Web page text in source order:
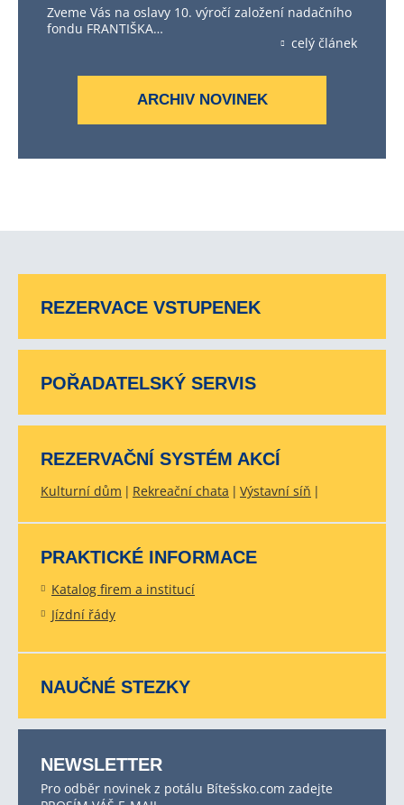
Zveme Vás na oslavy 10. výročí založení nadačního
fondu FRANTIŠKA…
celý článek
ARCHIV NOVINEK
REZERVACE VSTUPENEK
POŘADATELSKÝ SERVIS
REZERVAČNÍ SYSTÉM AKCÍ
Kulturní dům Rekreační chata Výstavní síň
PRAKTICKÉ INFORMACE
Katalog firem a institucí
Jízdní řády
NAUČNÉ STEZKY
NEWSLETTER
Pro odběr novinek z potálu Bítešsko.com zadejte